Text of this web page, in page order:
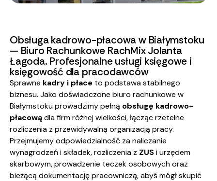
Obsługa kadrowo-płacowa w Białymstoku
— Biuro Rachunkowe RachMix Jolanta
Łagoda. Profesjonalne usługi księgowe i
księgowość dla pracodawców
Sprawne kadry i płace to podstawa stabilnego
biznesu. Jako doświadczone biuro rachunkowe w
Białymstoku prowadzimy pełną obsługę kadrowo-
płacowądla firm różnej wielkości, łącząc rzetelne
rozliczenia z przewidywalną organizacją pracy.
Przejmujemy odpowiedzialność za naliczanie
wynagrodzeń i składek, rozliczenia z ZUSi urzędem
skarbowym, prowadzenie teczek osobowych oraz
bieżącą dokumentację pracowniczą, abyś mógł skupić